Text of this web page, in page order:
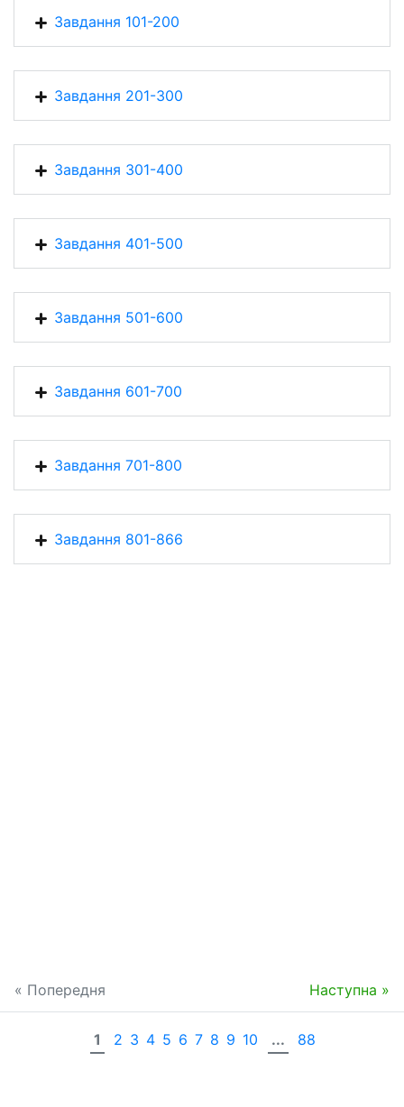
Завдання 101-200
Завдання 201-300
Завдання 301-400
Завдання 401-500
Завдання 501-600
Завдання 601-700
Завдання 701-800
Завдання 801-866
« Попередня Наступна »
1 2 3 4 5 6 7 8 9 10 ... 88